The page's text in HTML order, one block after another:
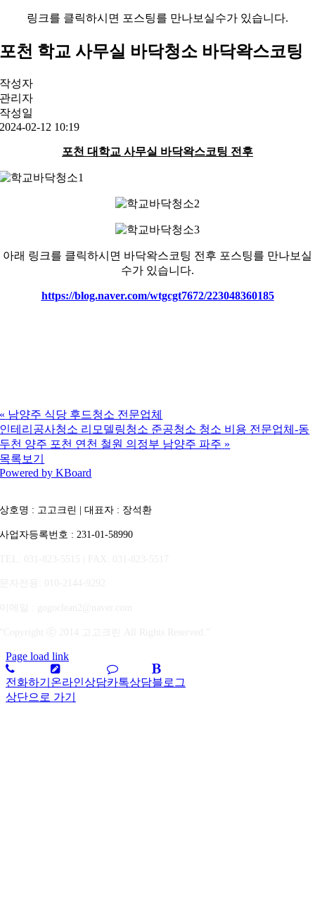
링크를 클릭하시면 포스팅를 만나보실수가 있습니다.
포천 학교 사무실 바닥청소 바닥왁스코팅
작성자
관리자
작성일
2024-02-12 10:19
포천 대학교 사무실 바닥왁스코팅 전후
아래 링크를 클릭하시면 바닥왁스코팅 전후 포스팅를 만나보실
수가 있습니다.
https://blog.naver.com/wtgcgt7672/223048360185
« 남양주 식당 후드청소 전문업체
인테리공사청소 리모델링청소 준공청소 청소 비용 전문업체-동
두천 양주 포천 연천 철원 의정부 남양주 파주 »
목록보기
Powered by KBoard
상호명 : 고고크린 | 대표자 : 장석환
사업자등록번호 : 231-01-58990
Page load link
전화하기 온라인상담카톡상담블로그
상단으로 가기